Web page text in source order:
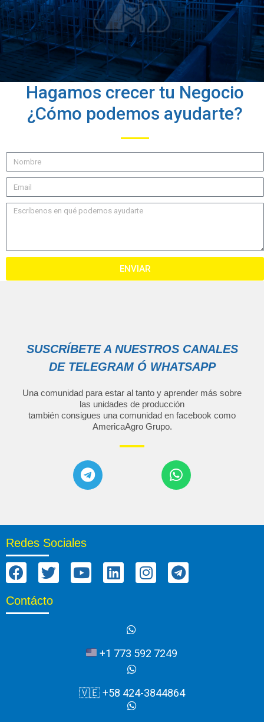
Hagamos crecer tu Negocio
¿Cómo podemos ayudarte?
ENVIAR
SUSCRÍBETE A NUESTROS CANALES
DE TELEGRAM Ó WHATSAPP
Una comunidad para estar al tanto y aprender más sobre
las unidades de producción
también consigues una comunidad en facebook como
AmericaAgro Grupo.
Redes Sociales
Contácto
+1 773 592 7249
🇻🇪 +58 424-3844864